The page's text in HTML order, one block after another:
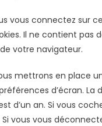
vous connectez sur
Il ne contient pas
votre navigateur.
mettrons en place
d’écran. La
d’un an. Si vous
vous vous